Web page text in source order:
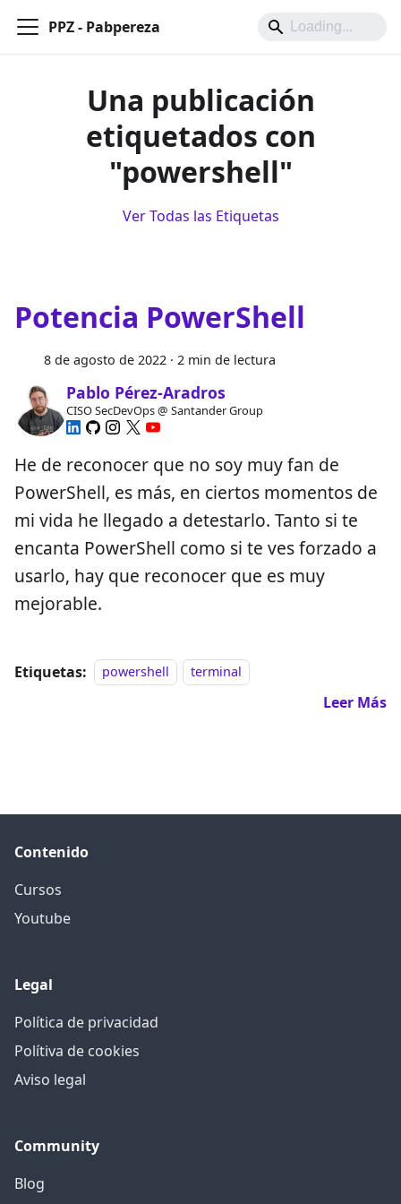
PPZ - Pabpereza
Una publicación
etiquetados con
"powershell"
Ver Todas las Etiquetas
Potencia PowerShell
8 de agosto de 2022 · 2 min de lectura
Pablo Pérez-Aradros
CISO SecDevOps @ Santander Group
He de reconocer que no soy muy fan de
PowerShell, es más, en ciertos momentos de
mi vida he llegado a detestarlo. Tanto si te
encanta PowerShell como si te ves forzado a
usarlo, hay que reconocer que es muy
mejorable.
Etiquetas: powershell terminal
Leer Más
Contenido
Cursos
Youtube
Legal
Política de privacidad
Polítiva de cookies
Aviso legal
Community
Blog